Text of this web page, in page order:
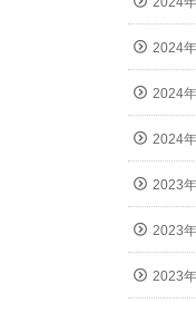
2024
2024
2024
2023
2023
2023